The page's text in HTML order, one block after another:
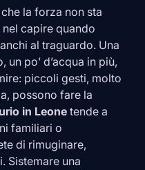
la forza non sta
capire quando
al traguardo. Una
po’ d’acqua in più,
piccoli gesti, molto
possono fare la
in Leone tende a
familiari o
di rimuginare,
Sistemare una